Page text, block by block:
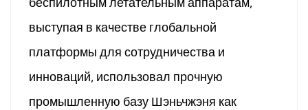
выступая в качестве глобальной
платформы для сотрудничества и
инноваций, использовал прочную
промышленную базу Шэньчжэня как